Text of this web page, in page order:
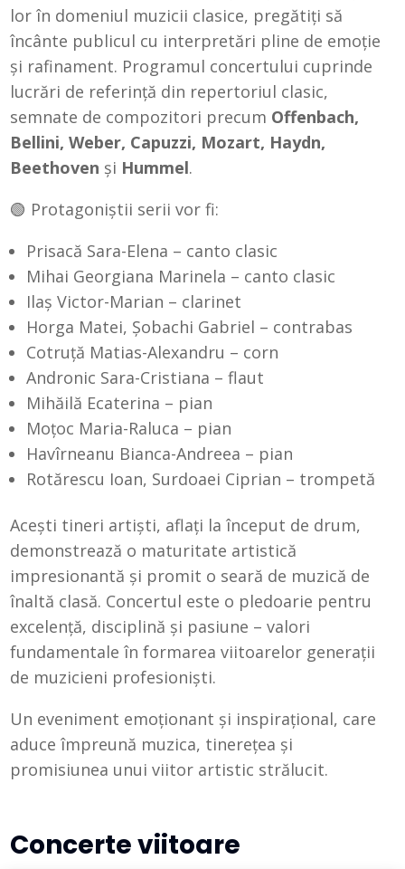
lor în domeniul muzicii clasice, pregătiți să
încânte publicul cu interpretări pline de emoție
și rafinament. Programul concertului cuprinde
lucrări de referință din repertoriul clasic,
semnate de compozitori precum Offenbach,
Bellini, Weber, Capuzzi, Mozart, Haydn,
Beethoven și Hummel.
🟢 Protagoniștii serii vor fi:
Prisacă Sara-Elena – canto clasic
Mihai Georgiana Marinela – canto clasic
Ilaș Victor-Marian – clarinet
Horga Matei, Șobachi Gabriel – contrabas
Cotruță Matias-Alexandru – corn
Andronic Sara-Cristiana – flaut
Mihăilă Ecaterina – pian
Moțoc Maria-Raluca – pian
Havîrneanu Bianca-Andreea – pian
Rotărescu Ioan, Surdoaei Ciprian – trompetă
Acești tineri artiști, aflați la început de drum,
demonstrează o maturitate artistică
impresionantă și promit o seară de muzică de
înaltă clasă. Concertul este o pledoarie pentru
excelență, disciplină și pasiune – valori
fundamentale în formarea viitoarelor generații
de muzicieni profesioniști.
Un eveniment emoționant și inspirațional, care
aduce împreună muzica, tinerețea și
promisiunea unui viitor artistic strălucit.
Concerte viitoare